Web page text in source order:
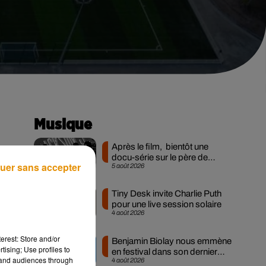
Musique
5 août 2026
Après le film, bientôt une
docu-série sur le père de
Michael Jackson
4 août 2026
Tiny Desk invite Charlie Puth
pour une live session solaire
4 août 2026
Benjamin Biolay nous emmène
en festival dans son dernier
clip
Store and/or
Use profiles to
audiences through
sans accepter